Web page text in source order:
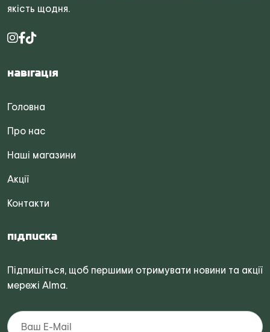
якість щодня.
Навігація
Головна
Про нас
Наші магазини
Акції
Контакти
Підписка
Підпишіться, щоб першими отримувати новини та акції
мережі Alma.